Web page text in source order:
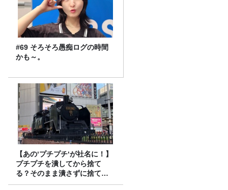
#69 そろそろ愚痴ログの時間
かも～。
【あの‘プチプチ‘が社名に！】
プチプチを潰してから捨て
る？そのまま潰さずに捨て
る？